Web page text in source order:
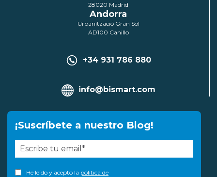
28020 Madrid
Andorra
Urbanització Gran Sol
AD100 Canillo
+34 931 786 880
info@bismart.com
¡Suscríbete a nuestro Blog!
He leído y acepto la pólitica de